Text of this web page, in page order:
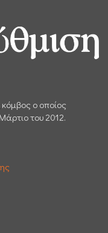
ο οποίος
του 2012.